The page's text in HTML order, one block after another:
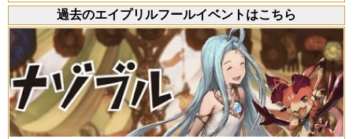
過去のエイプリルフールイベントはこちら